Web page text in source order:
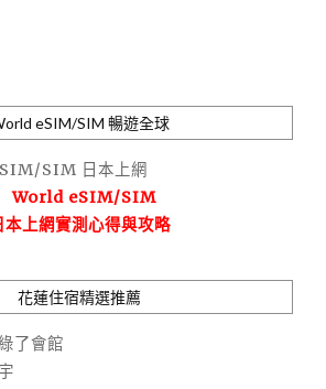
eSIM/SIM 暢遊全球
World eSIM/SIM
本上網實測心得與攻略
花蓮住宿精選推薦
了會館